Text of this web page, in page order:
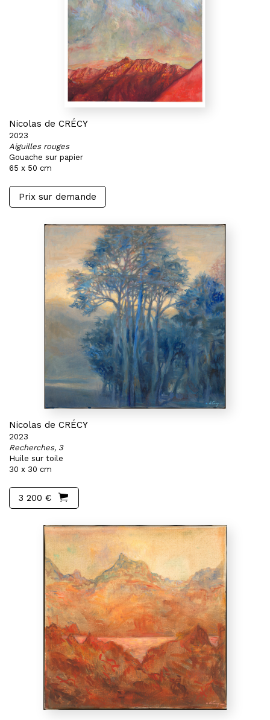
Nicolas de CRÉCY
2023
Aiguilles rouges
Gouache sur papier
65 x 50 cm
Prix sur demande
Nicolas de CRÉCY
2023
Recherches, 3
Huile sur toile
30 x 30 cm
3 200 €